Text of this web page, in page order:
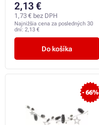
2,13 €
1,73 € bez DPH
Najnižšia cena za posledných 30
dní: 2,13 €
Do košíka
- 66%